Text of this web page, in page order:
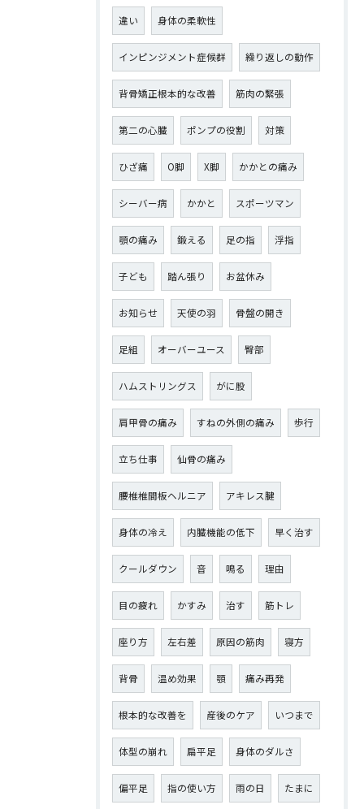
違い 身体の柔軟性
インピンジメント症候群 繰り返しの動作
背骨矯正根本的な改善 筋肉の緊張
第二の心臓 ポンプの役割 対策
ひざ痛 О脚 X脚 かかとの痛み
シーバー病 かかと スポーツマン
顎の痛み 鍛える 足の指 浮指
子ども 踏ん張り お盆休み
お知らせ 天使の羽 骨盤の開き
足組 オーバーユース 臀部
ハムストリングス がに股
肩甲骨の痛み すねの外側の痛み 歩行
立ち仕事 仙骨の痛み
腰椎椎間板ヘルニア アキレス腱
身体の冷え 内臓機能の低下 早く治す
クールダウン 音 鳴る 理由
目の疲れ かすみ 治す 筋トレ
座り方 左右差 原因の筋肉 寝方
背骨 温め効果 顎 痛み再発
根本的な改善を 産後のケア いつまで
体型の崩れ 扁平足 身体のダルさ
偏平足 指の使い方 雨の日 たまに